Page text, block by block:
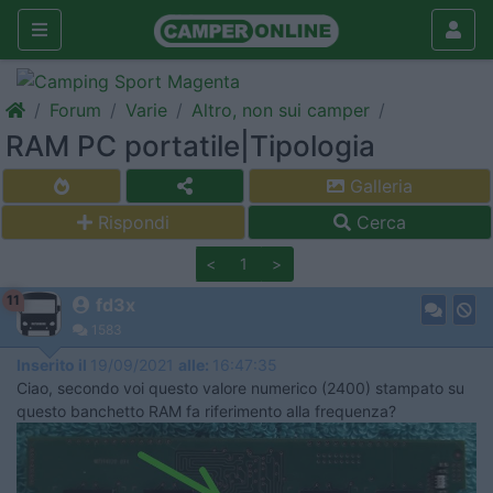
Forum Varie Altro, non sui camper
RAM PC portatile|Tipologia
Galleria
Rispondi
Cerca
< 1 >
11 fd3x
1583
Inserito il 19/09/2021 alle: 16:47:35
Ciao, secondo voi questo valore numerico (2400) stampato su
questo banchetto RAM fa riferimento alla frequenza?